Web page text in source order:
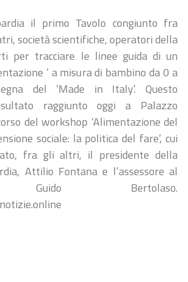
il primo Tavolo congiunto fra
società scientifiche, operatori della
per tracciare le linee guida di un
‘ a misura di bambino da 0 a
del ‘Made in Italy’. Questo
raggiunto oggi a Palazzo
del workshop ‘Alimentazione del
sociale: la politica del fare’, cui
fra gli altri, il presidente della
Attilio Fontana e l’assessore al
Guido Bertolaso.